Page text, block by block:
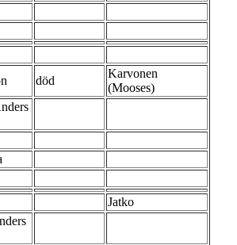
död
Karvonen
(Mooses)
Jatko